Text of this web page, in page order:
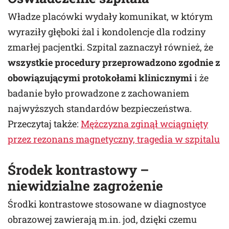
Władze placówki wydały komunikat, w którym
wyraziły głęboki żal i kondolencje dla rodziny
zmarłej pacjentki. Szpital zaznaczył również, że
wszystkie procedury przeprowadzono zgodnie z
obowiązującymi protokołami klinicznymii że
badanie było prowadzone z zachowaniem
najwyższych standardów bezpieczeństwa.
Przeczytaj także: Mężczyzna zginął wciągnięty
przez rezonans magnetyczny, tragedia w szpitalu
Środek kontrastowy –
niewidzialne zagrożenie
Środki kontrastowe stosowane w diagnostyce
obrazowej zawierają m.in. jod, dzięki czemu